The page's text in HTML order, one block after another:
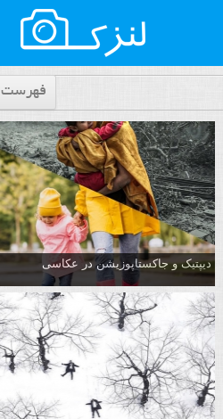
فهرست
دیپتیک و جاکستا‌پوزیشن در عکاسی